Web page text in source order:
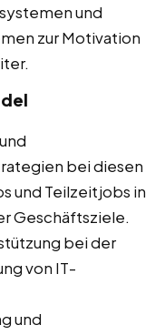
und
zur Motivation
bei diesen
und Teilzeitjobs in
Geschäftsziele.
bei der
von IT-
und